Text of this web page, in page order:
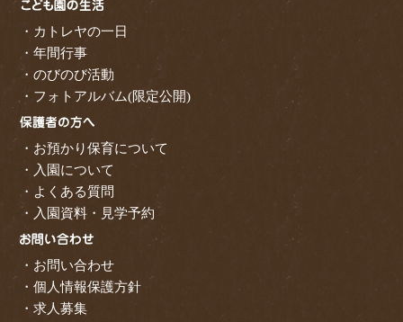
・カトレヤの一日
・年間行事
・のびのび活動
・フォトアルバム(限定公開)
・お預かり保育について
・入園について
・よくある質問
・入園資料・見学予約
・お問い合わせ
・個人情報保護方針
・求人募集